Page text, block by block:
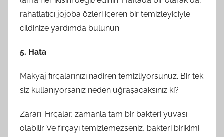
rahatlatıcı jojoba özleri içeren bir temizleyiciyle
cildinize yardımda bulunun.
5. Hata
Makyaj fırçalarınızı nadiren temizliyorsunuz. Bir tek
siz kullanıyorsanız neden uğraşacaksınız ki?
Zararı: Fırçalar, zamanla tam bir bakteri yuvası
olabilir. Ve fırçayı temizlemezseniz, bakteri birikimi